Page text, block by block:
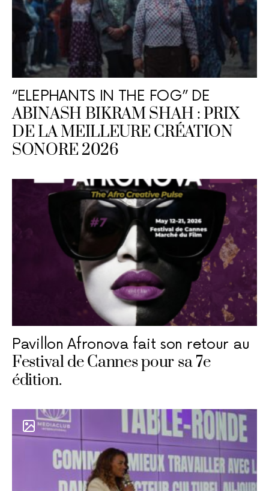
“ELEPHANTS IN THE FOG” DE
ABINASH BIKRAM SHAH : PRIX
DE LA MEILLEURE CRÉATION
SONORE 2026
Pavillon Afronova fait son retour au
Festival de Cannes pour sa 7e
édition.